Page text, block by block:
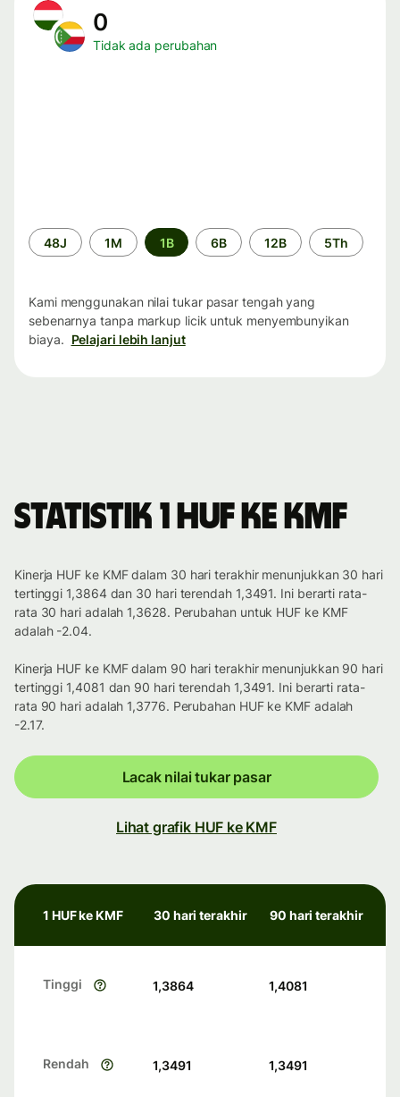
0
Tidak ada perubahan
Periode
waktu
48J 1M 1B 6B 12B 5Th
Kami menggunakan nilai tukar pasar tengah yang
sebenarnya tanpa markup licik untuk menyembunyikan
biaya. Pelajari lebih lanjut
Statistik 1 HUF ke KMF
Kinerja HUF ke KMF dalam 30 hari terakhir menunjukkan 30 hari
tertinggi 1,3864 dan 30 hari terendah 1,3491. Ini berarti rata-
rata 30 hari adalah 1,3628. Perubahan untuk HUF ke KMF
adalah -2.04.
Kinerja HUF ke KMF dalam 90 hari terakhir menunjukkan 90 hari
tertinggi 1,4081 dan 90 hari terendah 1,3491. Ini berarti rata-
rata 90 hari adalah 1,3776. Perubahan HUF ke KMF adalah
-2.17.
Lacak nilai tukar pasar
Lihat grafik HUF ke KMF
1 HUF ke KMF 30 hari terakhir 90 hari terakhir
Tinggi 1,3864 1,4081
Rendah 1,3491 1,3491